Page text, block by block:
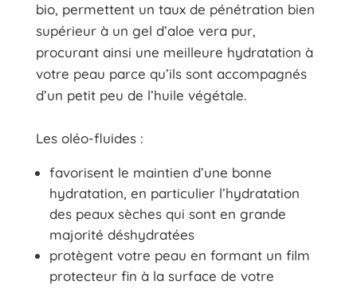
bio, permettent un taux de pénétration bien
supérieur à un gel d’aloe vera pur,
procurant ainsi une meilleure hydratation à
votre peau parce qu’ils sont accompagnés
d’un petit peu de l’huile végétale.
Les oléo-fluides :
favorisent le maintien d’une bonne
hydratation, en particulier l’hydratation
des peaux sèches qui sont en grande
majorité déshydratées
protègent votre peau en formant un film
protecteur fin à la surface de votre